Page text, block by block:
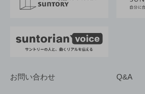
採用情報
お問い合わせ Q&A